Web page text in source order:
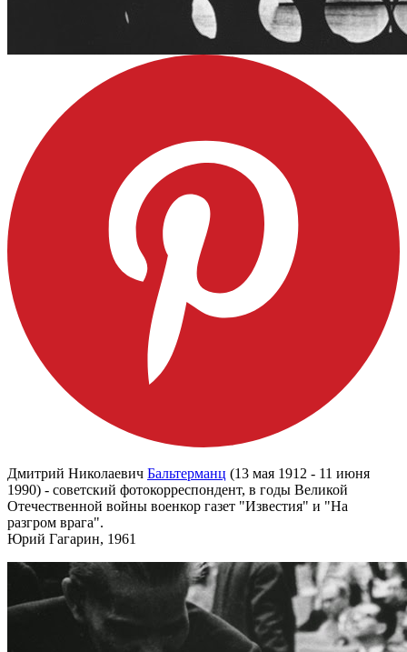
Дмитрий Николаевич Бальтерманц (13 мая 1912 - 11 июня
1990) - советский фотокорреспондент, в годы Великой
Отечественной войны военкор газет "Известия" и "На
разгром врага".
Юрий Гагарин, 1961